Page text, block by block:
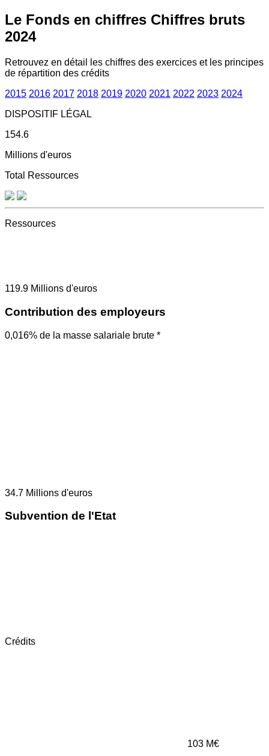
Le Fonds en chiffres Chiffres bruts
2024
Retrouvez en détail les chiffres des exercices et les principes
de répartition des crédits
2015 2016 2017 2018 2019 2020 2021 2022 2023 2024
DISPOSITIF LÉGAL
154.6
Millions d'euros
Total Ressources
Ressources
119.9 Millions d'euros
Contribution des employeurs
0,016% de la masse salariale brute *
34.7 Millions d'euros
Subvention de l'Etat
Crédits
103 M€